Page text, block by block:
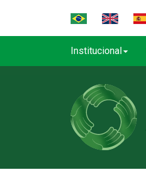
Institucional